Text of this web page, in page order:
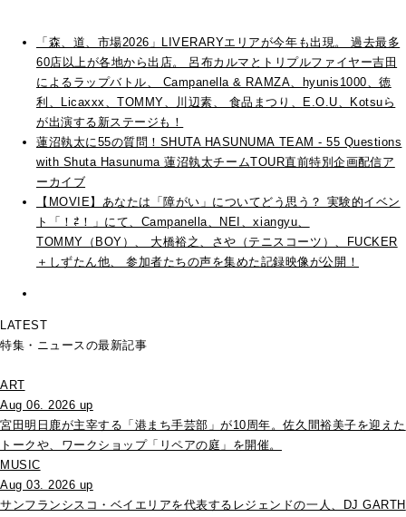
「森、道、市場2026」LIVERARYエリアが今年も出現。 過去最多
60店以上が各地から出店。 呂布カルマとトリプルファイヤー吉田
によるラップバトル、 Campanella & RAMZA、hyunis1000、徳
利、Licaxxx、TOMMY、川辺素、 食品まつり、E.O.U、Kotsuら
が出演する新ステージも！
蓮沼執太に55の質問！SHUTA HASUNUMA TEAM - 55 Questions
with Shuta Hasunuma 蓮沼執太チームTOUR直前特別企画配信ア
ーカイブ
【MOVIE】あなたは「障がい」についてどう思う？ 実験的イベン
ト「！⇄！」にて、Campanella、NEI、xiangyu、
TOMMY（BOY）、 大橋裕之、さや（テニスコーツ）、FUCKER
＋しずたん他、 参加者たちの声を集めた記録映像が公開！
LATEST
特集・ニュースの最新記事
ART
Aug 06. 2026 up
宮田明日鹿が主宰する「港まち手芸部」が10周年。佐久間裕美子を迎えた
トークや、ワークショップ「リペアの庭」を開催。
MUSIC
Aug 03. 2026 up
サンフランシスコ・ベイエリアを代表するレジェンドの一人、DJ GARTH